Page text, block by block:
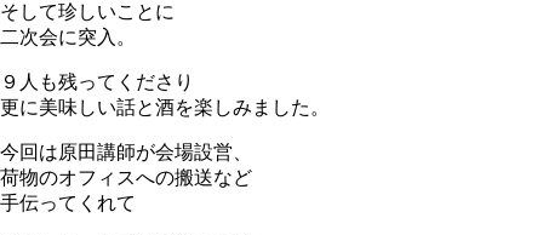
そして珍しいことに
二次会に突入。
９人も残ってくださり
更に美味しい話と酒を楽しみました。
今回は原田講師が会場設営、
荷物のオフィスへの搬送など
手伝ってくれて